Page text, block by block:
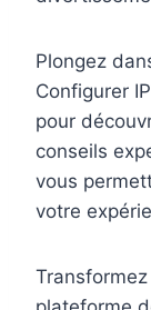
Plongez
Configurer
pour
conseils
vous
votre